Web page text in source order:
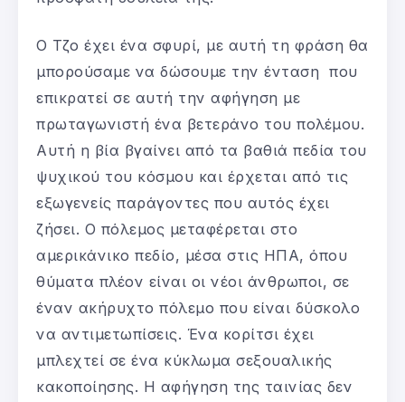
Ο Τζο έχει ένα σφυρί, με αυτή τη φράση θα
μπορούσαμε να δώσουμε την ένταση που
επικρατεί σε αυτή την αφήγηση με
πρωταγωνιστή ένα βετεράνο του πολέμου.
Αυτή η βία βγαίνει από τα βαθιά πεδία του
ψυχικού του κόσμου και έρχεται από τις
εξωγενείς παράγοντες που αυτός έχει
ζήσει. Ο πόλεμος μεταφέρεται στο
αμερικάνικο πεδίο, μέσα στις ΗΠΑ, όπου
θύματα πλέον είναι οι νέοι άνθρωποι, σε
έναν ακήρυχτο πόλεμο που είναι δύσκολο
να αντιμετωπίσεις. Ένα κορίτσι έχει
μπλεχτεί σε ένα κύκλωμα σεξουαλικής
κακοποίησης. Η αφήγηση της ταινίας δεν